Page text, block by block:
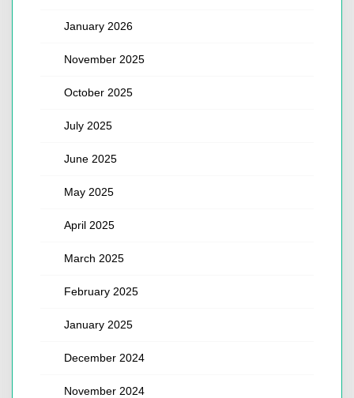
January 2026
November 2025
October 2025
July 2025
June 2025
May 2025
April 2025
March 2025
February 2025
January 2025
December 2024
November 2024